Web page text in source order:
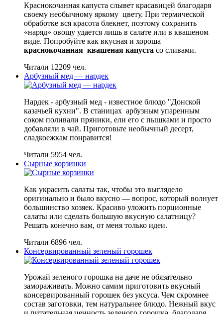
Краснокочанная капуста слывет красавицей благодаря
своему необычному яркому цвету. При термической
обработке вся красота блекнет, поэтому сохранить
«наряд» овощу удается лишь в салате или в квашеном
виде. Попробуйте как вкусная и хороша
краснокочанная квашеная капуста со сливами.
Читали 12209 чел.
Арбузный мед — нардек
Нардек - арбузный мед - известное блюдо "Донской
казачьей кухни". В станицах арбузным упаренным
соком поливали пряники, ели его с пышками и просто
добавляли в чай. Приготовьте необычный десерт,
сладкоежкам понравится!
Читали 5954 чел.
Сырные корзинки
Как украсить салаты так, чтобы это выглядело
оригинально и было вкусно — вопрос, который волнует
большинство хозяек. Красиво уложить порционные
салаты или сделать большую вкусную салатницу?
Решать конечно вам, от меня только идеи.
Читали 6896 чел.
Консервированный зеленый горошек
Урожай зеленого горошка на даче не обязательно
замораживать. Можно самим приготовить вкусный
консервированный горошек без уксуса. Чем скромнее
состав заготовки, тем натуральнее блюдо. Нежный вкус